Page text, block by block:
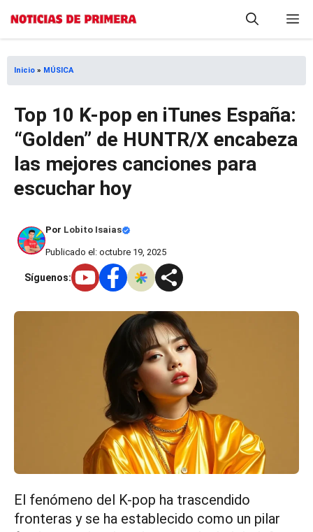
Saltar
contenido
Inicio » MÚSICA
Top 10 K-pop en iTunes España:
“Golden” de HUNTR/X encabeza
las mejores canciones para
escuchar hoy
Por Lobito Isaias
Publicado el: octubre 19, 2025
Síguenos:
El fenómeno del K-pop ha trascendido
fronteras y se ha establecido como un pilar